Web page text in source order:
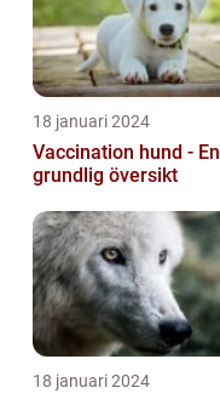
18 januari 2024
Vaccination hund - En
grundlig översikt
18 januari 2024